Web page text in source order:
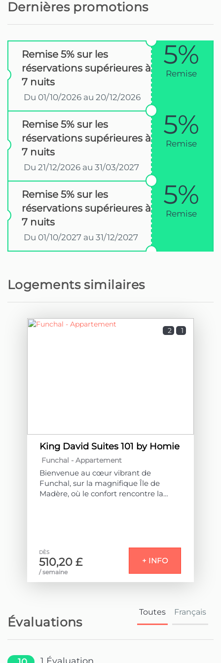
Dernières promotions
Remise 5% sur les
réservations supérieures à
7 nuits
Du 01/10/2026 au 20/12/2026
5%
Remise
Remise 5% sur les
réservations supérieures à
7 nuits
Du 21/12/2026 au 31/03/2027
5%
Remise
Remise 5% sur les
réservations supérieures à
7 nuits
Du 01/10/2027 au 31/12/2027
5%
Remise
Logements similaires
2 1
King David Suites 101 by Homie
Funchal - Appartement
Bienvenue au cœur vibrant de
Funchal, sur la magnifique Île de
Madère, où le confort rencontre la
l'hébergement touristique.
Avec une vue privilégiée sur la baie
éblouissante de Funchal et le vaste
conçue avec des finitions luxueuses et
une touche de soin.
Notre attention aux détails se reflète
une atmosphère accueillante qui
DÈS
510,20 £
/ semaine
+ INFO
Évaluations
Toutes Français